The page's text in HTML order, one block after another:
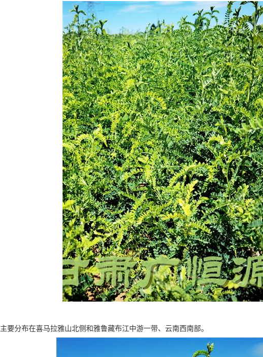
主要分布在喜马拉雅山北侧和雅鲁藏布江中游一带、云南西南部。